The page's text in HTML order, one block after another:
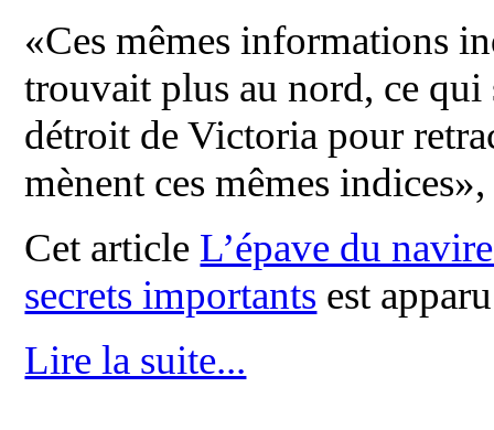
«Ces mêmes informations
trouvait plus au nord, ce qui
détroit de Victoria pour
mènent ces mêmes
Cet article L’épave du
secrets importants est
Lire la suite...